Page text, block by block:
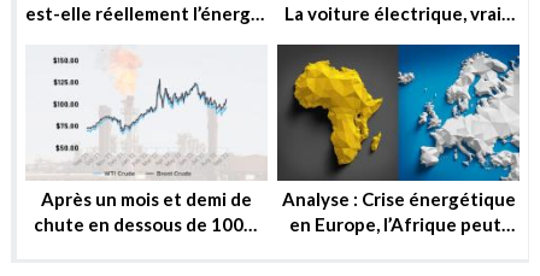
est-elle réellement l’énergie
La voiture électrique, vraie
Après un mois et demi de
chute en dessous de 100$,
Analyse : Crise énergétique
en Europe, l’Afrique peut-